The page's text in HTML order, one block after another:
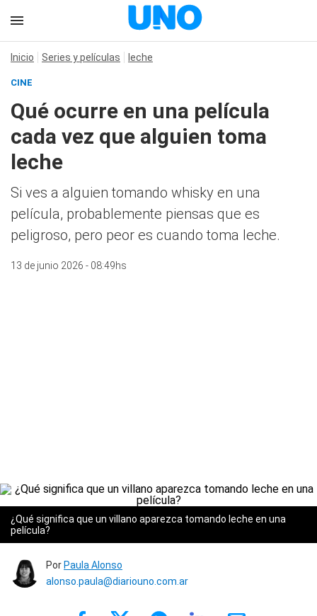
Inicio Series y películas leche
CINE
Qué ocurre en una película
cada vez que alguien toma
leche
Si ves a alguien tomando whisky en una
película, probablemente piensas que es
peligroso, pero peor es cuando toma leche.
13 de junio 2026 - 08:49hs
¿Qué significa que un villano aparezca tomando leche en una
película?
Por Paula Alonso
alonso.paula@diariouno.com.ar